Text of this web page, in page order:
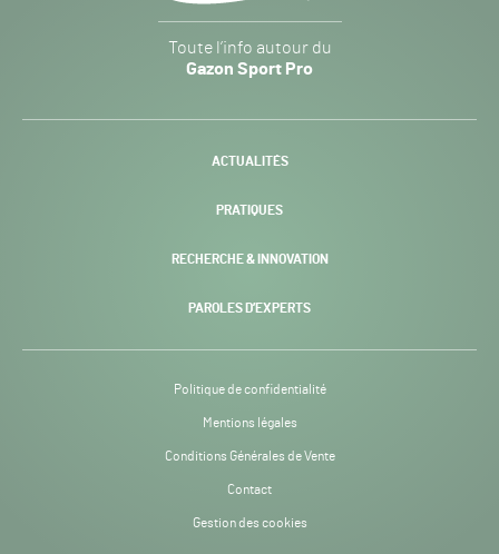
Sport
Pro
-
Toute l’info autour du
Gazon Sport Pro
ACTUALITÉS
PRATIQUES
RECHERCHE & INNOVATION
PAROLES D’EXPERTS
Politique de confidentialité
Mentions légales
Conditions Générales de Vente
Contact
Gestion des cookies